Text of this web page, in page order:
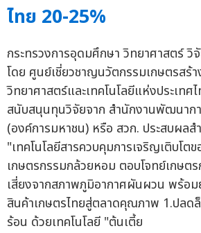
ไทย 20-25%
กระทรวงการอุดมศึกษา วิทยาศาสตร์ วิ
โดย ศูนย์เชี่ยวชาญนวัตกรรมเกษตรสร้
วิทยาศาสตร์และเทคโนโลยีแห่งประเทศ
สนับสนุนทุนวิจัยจาก สำนักงานพัฒนาก
(องค์การมหาชน) หรือ สวก. ประสบผลส
"เทคโนโลยีสารควบคุมการเจริญเติบโต
เกษตรกรรมกล้วยหอม ตอบโจทย์เกษต
เสี่ยงจากสภาพภูมิอากาศผันผวน พร้อม
สินค้าเกษตรไทยสู่ตลาดคุณภาพ 1.ปลด
ร้อน ด้วยเทคโนโลยี "ต้นเตี้ย